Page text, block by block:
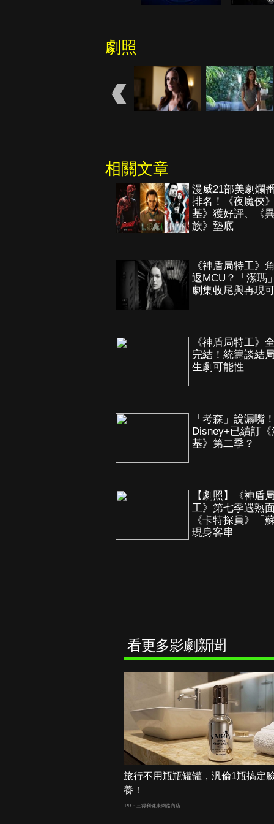
劇照
相關文章
漫威21部美劇爛
排名！《夜魔俠
基》獲好評、《
族》墊底
《神盾局特工》
返MCU？「潔瑪
劇集收尾與再現
《神盾局特工》
完結！統籌談結
生劇可能性
「考森」說漏嘴
Disney+已續訂《
基》第二季？
【劇照】《神盾
工》第七季遇熟
《卡特探員》「
現身客串
看更多影劇新聞
旅行不用瓶瓶罐罐，汎倫1瓶搞定
養！
PR・三得利健康網路商店